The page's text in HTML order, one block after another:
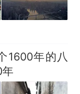
1600年的八